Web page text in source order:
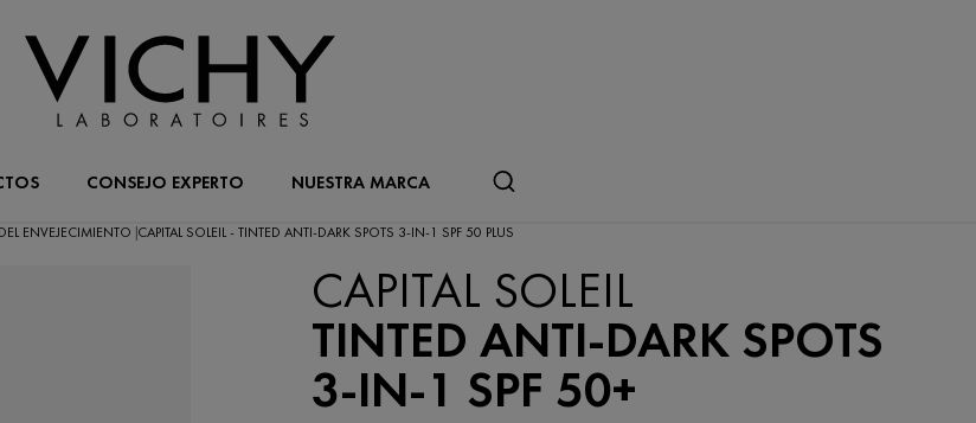
CONSEJO EXPERTO NUESTRA MARCA
ENVEJECIMIENTO CAPITAL SOLEIL - TINTED ANTI-DARK SPOTS 3-IN-1 SPF 50 PLUS
CAPITAL SOLEIL
TINTED ANTI-DARK SPOTS
3-IN-1 SPF 50+